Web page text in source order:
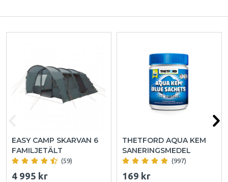
EASY CAMP SKARVAN 6
FAMILJETÄLT
(59)
4 995 kr
THETFORD AQUA KEM
SANERINGSMEDEL
(997)
169 kr